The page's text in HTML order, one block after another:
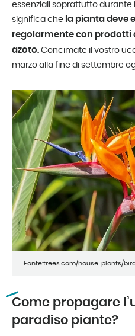
essenziali soprattutto durante
significa che la pianta deve
regolarmente con prodotti
azoto. Concimate il vostro
marzo alla fine di settembre
Fonte:trees.com/house-plants/
Come propagare
paradiso piante?